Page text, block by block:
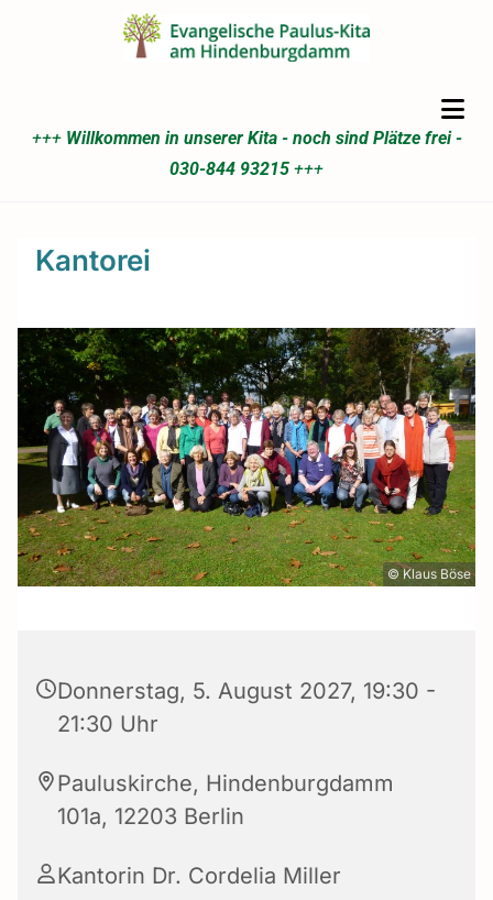
+++ Willkommen in unserer Kita - noch sind Plätze frei -
030-844 93215 +++
Kantorei
© Klaus Böse
Donnerstag, 5. August 2027, 19:30 -
21:30 Uhr
Pauluskirche, Hindenburgdamm
101a, 12203 Berlin
Kantorin Dr. Cordelia Miller